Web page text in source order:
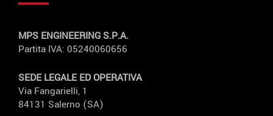
MPS ENGINEERING S.P.A.
Partita IVA: 05240060656
SEDE LEGALE ED OPERATIVA
Via Fangarielli, 1
84131 Salerno (SA)